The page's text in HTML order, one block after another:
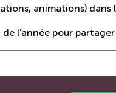
animations)
l’année pour